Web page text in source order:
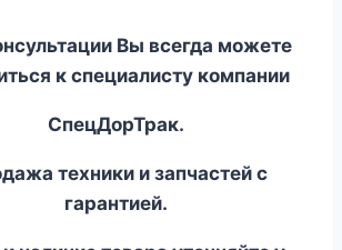
Вы всегда можете
к специалисту компании
СпецДорТрак.
техники и запчастей с
гарантией.